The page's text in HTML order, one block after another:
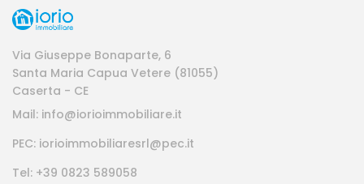
Via Giuseppe Bonaparte, 6
Santa Maria Capua Vetere (81055)
Caserta - CE
Mail: info@iorioimmobiliare.it
PEC: iorioimmobiliaresrl@pec.it
Tel: +39 0823 589058